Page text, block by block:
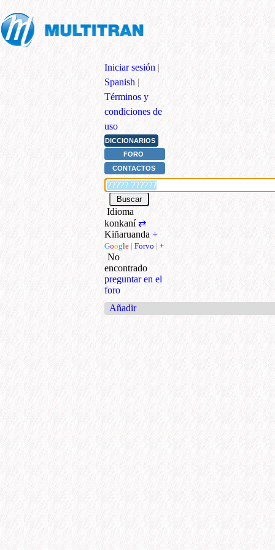
Iniciar sesión |
Spanish |
Términos y
condiciones de
uso
DICCIONARIOS
FORO
CONTACTOS
Idioma
konkaní⇄
Kiñaruanda +
Google | Forvo | +
No
encontrado
preguntar en el
foro
Añadir